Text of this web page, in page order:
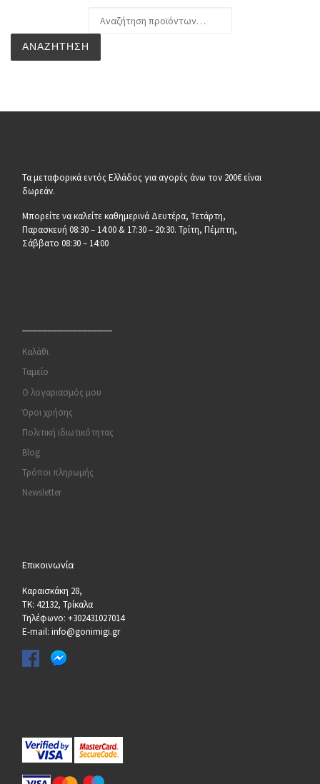
ΑΝΑΖΉΤΗΣΗ
Τα μεταφορικά εντός Ελλάδος για αγορές άνω τον 200€ είναι
δωρεάν.
Μπορείτε να καλείτε καθημερινά Δευτέρα, Τετάρτη,
Παρασκευή 08:30 – 14:00 & 17:30 – 20:30. Τρίτη, Πέμπτη,
Σάββατο 08:30 – 14:00
Καλάθι
Ταμείο
Ο λογαριασμός μου
Όροι χρήσης
Πολιτική ιδιωτικότητας
Blog
Τρόποι πληρωμής
Newsletter
Επικοινωνία
Καραισκάκη 28,
ΤΚ: 42132, Τρίκαλα
Τηλέφωνο: +302431027014
E-mail: info@gonimigi.gr